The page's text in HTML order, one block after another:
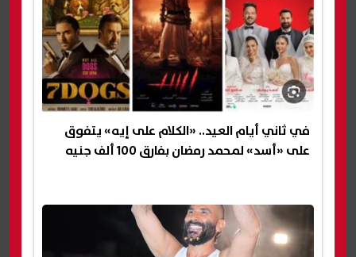
في ثاني أيام العيد.. «الكلام على إيه» يتفوق
على «أسد» لمحمد رمضان بفارق 100 ألف جنيه